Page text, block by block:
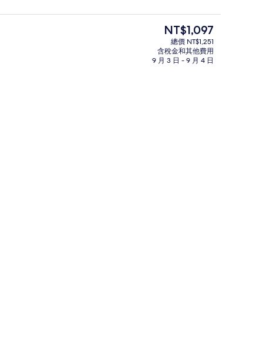
住宿正面 (夜晚)
目
前
的
價
NT$1,097
總價 NT$1,251
含稅金和其他費用
9 月 3 日 - 9 月 4 日